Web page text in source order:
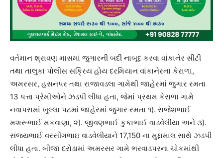
વર્તમાન શ્રાવણ માસમાં જુગારની બદી નાબૂદ કરવા વાંકાનેર સીટી
તથા તાલુકા પોલીસ સક્રિય હોય દરમિયાન વાંકાનેરના કેરાળા,
અમરસર, હસનપર તથા રાજાવડલા ગામેથી જાહેરમાં જુગાર રમતા
13 પત્તા પ્રેમીઓને ઝડપી લીધા હતા, જેમાં પ્રથમ કેરાળા ગામે
નવાપરામાં ખુલ્લા પટમાં જાહેરમાં જુગાર રમતા ૧). રાજેશભાઈ
મશરૂભાઈ મકવાણા, ૨). જીવણભાઈ કુકાભાઈ વાડવેલીયા અને ૩).
સંજયભાઈ વરસીંગભાઇ વાડવેલીયાને 17,150 ના મુદ્દામાલ સાથે ઝડપી
લીધા હતા. બીજા દરોડામાં અમરસર ગામે ભરવાડપરના ચોકમાંથી